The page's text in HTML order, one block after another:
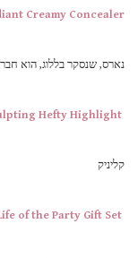
Creamy Concealer
נארס, שנסקר בללוג, הוא
Hefty Highlight
קליניק
of the Party Gift Set